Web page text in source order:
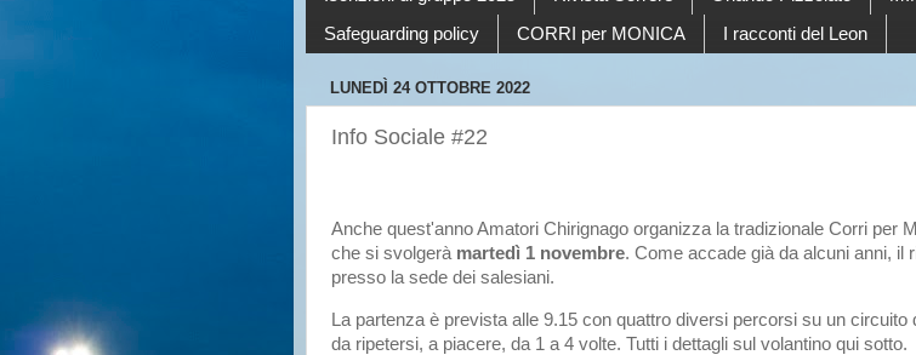
Safeguarding policy
CORRI per MONICA I racconti del Leon
LUNEDÌ 24 OTTOBRE 2022
Info Sociale #22
Anche quest'anno Amatori Chirignago organizza la tradizionale Corri per
che si svolgerà martedì 1 novembre. Come accade già da alcuni anni, il
presso la sede dei salesiani.
La partenza è prevista alle 9.15 con quattro diversi percorsi su un circuito
da ripetersi, a piacere, da 1 a 4 volte. Tutti i dettagli sul volantino qui sotto.